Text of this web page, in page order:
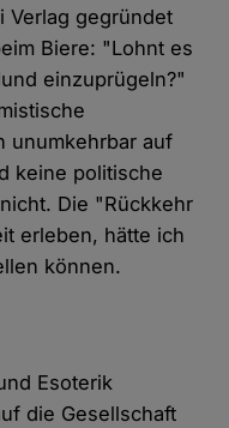
Verlag gegründet
Biere: "Lohnt es
einzuprügeln?"
unumkehrbar auf
keine politische
Die "Rückkehr
erleben, hätte ich
können.
Esoterik
die Gesellschaft